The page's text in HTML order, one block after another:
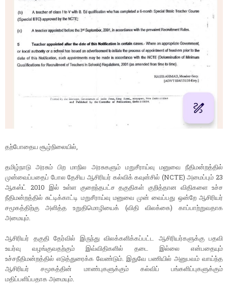
தற்போதைய சூழ்நிலையில்,
தமிழ்நாடு அரசும் பிற மாநில அரசுகளும் மறுசீராய்வு மனுவை நீதிமன்றத்தில்
முன்வைப்பதைப் போல தேசிய ஆசிரியர் கல்விக் கவுன்சில் (NCTE) அமைப்பும் 23
ஆகஸ்ட் 2010 இல் உள்ள குறைந்தபட்ச தகுதிகள் குறித்தான விதிகளை உச்ச
நீதிமன்றத்தில் சுட்டிக்காட்டி மறுசீராய்வு மனுவை முன் வைப்பது ஒன்றே ஆசிரியர்
சமூகத்திற்கு அளித்த உறுதிமொழியைக் (விதி விலக்கை) காப்பாற்றுவதாக
அமையும்.
ஆசிரியர் தகுதி தேர்வில் இருந்து விலக்களிக்கப்பட்ட ஆசிரியர்களுக்கு பதவி
உயர்வு வழங்குவதற்கும் இவ்விதிகளில் தடை இல்லை என்பதையும்
உச்சநீதிமன்றத்தில் எடுத்துரைக்க வேண்டும். இதுவே பணியில் அனுபவம் வாய்ந்த
ஆசிரியர் சமூகத்தின் மாண்புகளுக்கும் கல்விப் பங்களிப்புகளுக்கும்
மதிப்பளிப்பதாக அமையும்.